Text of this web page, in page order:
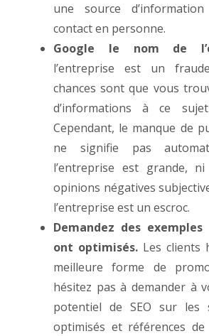
une source
contact en personne.
Google le nom de
l’entreprise est un
chances sont que vous
d’informations à ce
Cependant, le manque de
ne signifie pas
l’entreprise est grande,
opinions négatives
l’entreprise est un escroc.
Demandez des
ont optimisés. Les clients
meilleure forme de
hésitez pas à demander à
potentiel de SEO sur les
optimisés et références de